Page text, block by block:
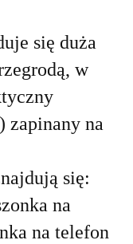
się duża
w
zapinany na
się:
na
na telefon